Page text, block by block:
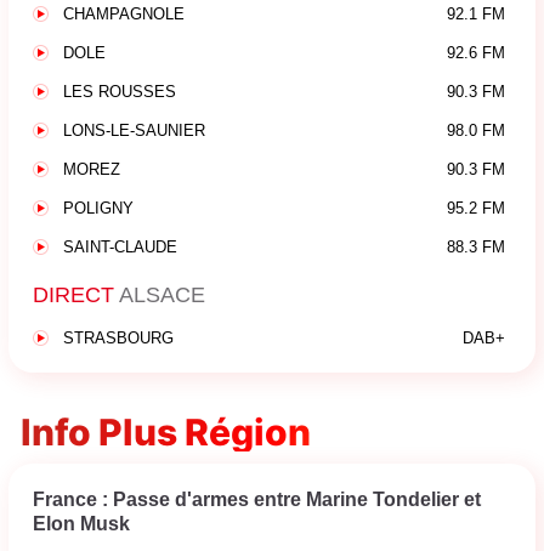
CHAMPAGNOLE 92.1 FM
DOLE 92.6 FM
LES ROUSSES 90.3 FM
LONS-LE-SAUNIER 98.0 FM
MOREZ 90.3 FM
POLIGNY 95.2 FM
SAINT-CLAUDE 88.3 FM
DIRECT ALSACE
STRASBOURG DAB+
Info Plus Région
France : Passe d'armes entre Marine Tondelier et
Elon Musk